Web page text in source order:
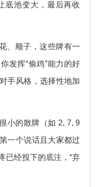
底池变大，最后再收
、顺子，这些牌有一
发挥“偷鸡”能力的好
手风格，选择性地加
小的散牌（如 2, 7, 9
一个说话且大家都过
已经投下的底注，“弃